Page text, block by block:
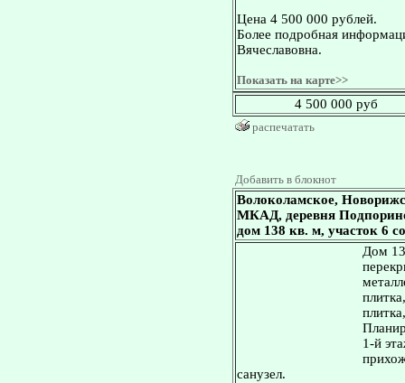
Цена 4 500 000 рублей.
Более подробная
Вячеславовна.
Показать на карте>>
4 500 000 руб
распечатать
Добавить в блокнот
Волоколамское,
МКАД, деревня
дом 138 кв. м, участок 6
Дом
1-й
санузел.